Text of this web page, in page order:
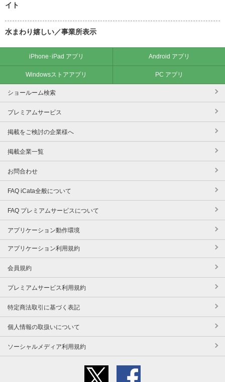
イト
水まわり嬉しい／事業所表示
iPhone･iPad アプリ Android アプリ
Windowsストアアプリ PC アプリ
ショールーム検索
プレミアムサービス
掲載をご検討の企業様へ
掲載企業一覧
お問合わせ
FAQ iCata全般について
FAQ プレミアムサービスについて
アプリケーション動作環境
アプリケーション利用規約
会員規約
プレミアムサービス利用規約
特定商法取引に基づく表記
個人情報の取扱いについて
ソーシャルメディア利用規約